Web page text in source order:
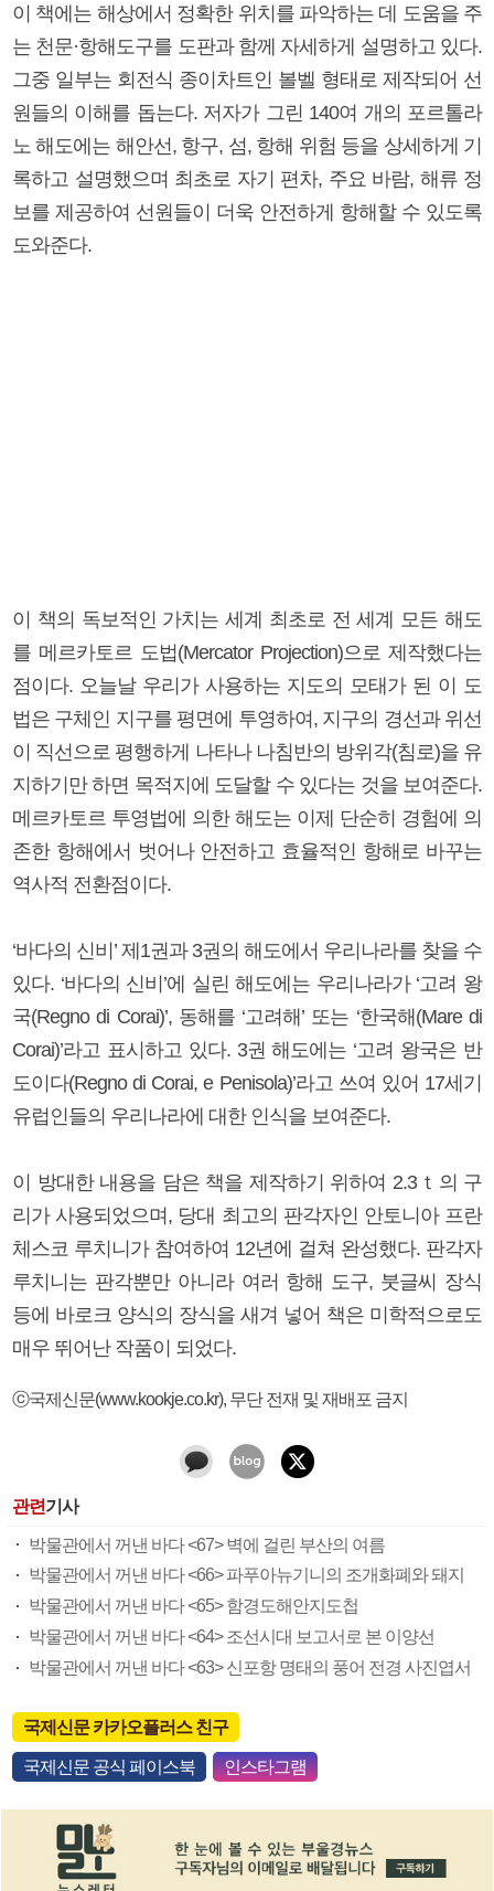
이 책에는 해상에서 정확한 위치를 파악하는 데 도움을 주
는 천문·항해도구를 도판과 함께 자세하게 설명하고 있다.
그중 일부는 회전식 종이차트인 볼벨 형태로 제작되어 선
원들의 이해를 돕는다. 저자가 그린 140여 개의 포르톨라
노 해도에는 해안선, 항구, 섬, 항해 위험 등을 상세하게 기
록하고 설명했으며 최초로 자기 편차, 주요 바람, 해류 정
보를 제공하여 선원들이 더욱 안전하게 항해할 수 있도록
도와준다.
이 책의 독보적인 가치는 세계 최초로 전 세계 모든 해도
를 메르카토르 도법(Mercator Projection)으로 제작했다는
점이다. 오늘날 우리가 사용하는 지도의 모태가 된 이 도
법은 구체인 지구를 평면에 투영하여, 지구의 경선과 위선
이 직선으로 평행하게 나타나 나침반의 방위각(침로)을 유
지하기만 하면 목적지에 도달할 수 있다는 것을 보여준다.
메르카토르 투영법에 의한 해도는 이제 단순히 경험에 의
존한 항해에서 벗어나 안전하고 효율적인 항해로 바꾸는
역사적 전환점이다.
‘바다의 신비’ 제1권과 3권의 해도에서 우리나라를 찾을 수
있다. ‘바다의 신비’에 실린 해도에는 우리나라가 ‘고려 왕
국(Regno di Corai)’, 동해를 ‘고려해’ 또는 ‘한국해(Mare di
Corai)’라고 표시하고 있다. 3권 해도에는 ‘고려 왕국은 반
도이다(Regno di Corai, e Penisola)’라고 쓰여 있어 17세기
유럽인들의 우리나라에 대한 인식을 보여준다.
이 방대한 내용을 담은 책을 제작하기 위하여 2.3ｔ의 구
리가 사용되었으며, 당대 최고의 판각자인 안토니아 프란
체스코 루치니가 참여하여 12년에 걸쳐 완성했다. 판각자
루치니는 판각뿐만 아니라 여러 항해 도구, 붓글씨 장식
등에 바로크 양식의 장식을 새겨 넣어 책은 미학적으로도
매우 뛰어난 작품이 되었다.
ⓒ국제신문(www.kookje.co.kr), 무단 전재 및 재배포 금지
관련기사
박물관에서 꺼낸 바다 <67> 벽에 걸린 부산의 여름
박물관에서 꺼낸 바다 <66> 파푸아뉴기니의 조개화폐와 돼지
박물관에서 꺼낸 바다 <65> 함경도해안지도첩
박물관에서 꺼낸 바다 <64> 조선시대 보고서로 본 이양선
박물관에서 꺼낸 바다 <63> 신포항 명태의 풍어 전경 사진엽서
국제신문 카카오플러스 친구
국제신문 공식 페이스북 인스타그램